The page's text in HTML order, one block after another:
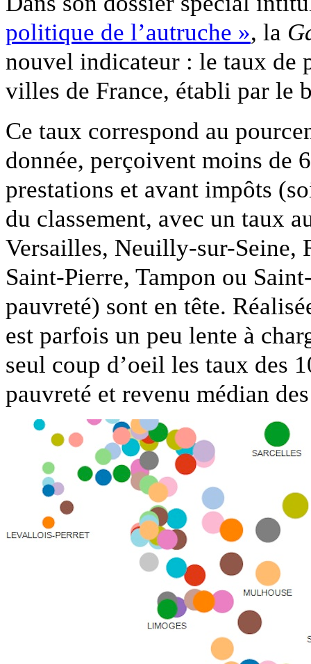
politique de l’autruche », la
nouvel indicateur : le taux de
villes de France, établi par le
Ce taux correspond au
donnée, perçoivent moins de
prestations et avant impôts
du classement, avec un taux
Versailles, Neuilly-sur-Seine,
Saint-Pierre, Tampon ou
pauvreté) sont en tête.
est parfois un peu lente à
seul coup d’oeil les taux des
pauvreté et revenu médian